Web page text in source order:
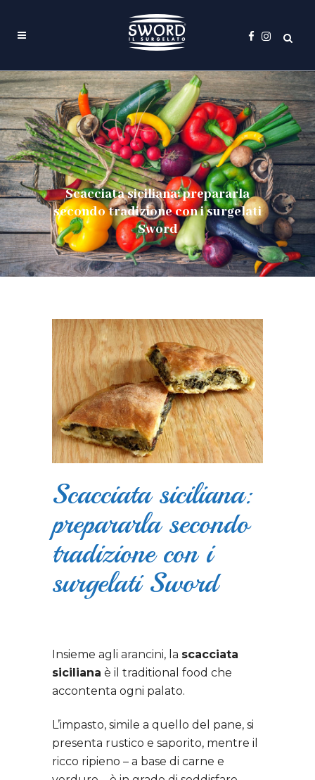
Scacciata siciliana: prepararla
secondo tradizione con i surgelati
Sword
Scacciata siciliana:
prepararla secondo
tradizione con i
surgelati Sword
Insieme agli arancini, la scacciata
siciliana è il traditional food che
accontenta ogni palato.
L’impasto, simile a quello del pane, si
presenta rustico e saporito, mentre il
ricco ripieno – a base di carne e